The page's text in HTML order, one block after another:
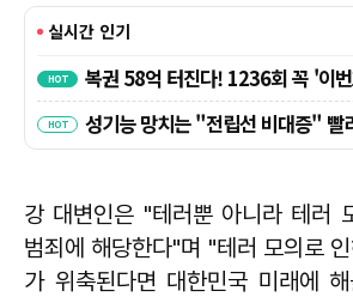
강 대변인은 "테러뿐 아니라 테러
범죄에 해당한다"며 "테러 모의로
가 위축된다면 대한민국 미래에